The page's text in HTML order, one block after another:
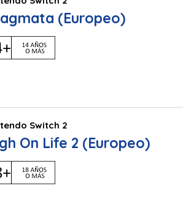
(Europeo)
Switch 2
On Life 2 (Europeo)